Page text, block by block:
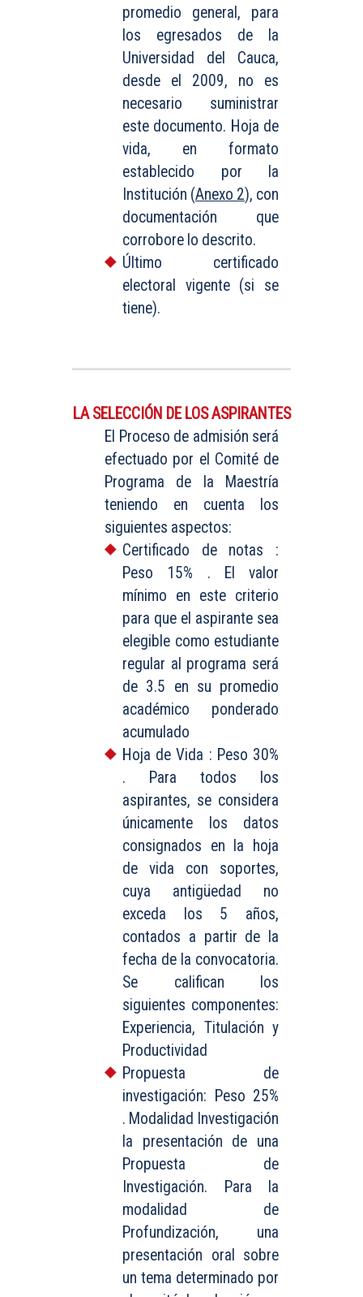
promedio general, para
los egresados de la
Universidad del Cauca,
desde el 2009, no es
necesario suministrar
este documento. Hoja de
vida, en formato
establecido por la
Institución (Anexo 2), con
documentación que
corrobore lo descrito.
Último certificado
electoral vigente (si se
tiene).
LA SELECCIÓN DE LOS ASPIRANTES
El Proceso de admisión será
efectuado por el Comité de
Programa de la Maestría
teniendo en cuenta los
siguientes aspectos:
Certificado de notas :
Peso 15% . El valor
mínimo en este criterio
para que el aspirante sea
elegible como estudiante
regular al programa será
de 3.5 en su promedio
académico ponderado
acumulado
Hoja de Vida : Peso 30%
. Para todos los
aspirantes, se considera
únicamente los datos
consignados en la hoja
de vida con soportes,
cuya antigüedad no
exceda los 5 años,
contados a partir de la
fecha de la convocatoria.
Se califican los
siguientes componentes:
Experiencia, Titulación y
Productividad
Propuesta de
investigación: Peso 25%
. Modalidad Investigación
la presentación de una
Propuesta de
Investigación. Para la
modalidad de
Profundización, una
presentación oral sobre
un tema determinado por